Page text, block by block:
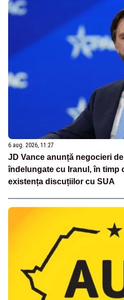
6 aug. 2026, 11:27
JD Vance anunță negocieri
îndelungate cu Iranul, în timp
existența discuțiilor cu SUA